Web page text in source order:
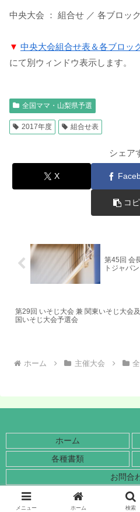
中央大会 ： 組合せ ／ 各ブロッ
▼ 中央大会組合せ表＆各ブロッ
にて別ウィンドウ表示します。
全国ママ・山梨県予選
2017年度 組合せ表
シェア
X
コ
第45回 会
トジャパ
第29回 いそじ大会 兼 関東いそじ大会
国いそじ大会予選会
ホーム 主催大会
ホーム
各種書類
お問合
© 2018-2026 山梨県ママ
メニュー ホーム 検索